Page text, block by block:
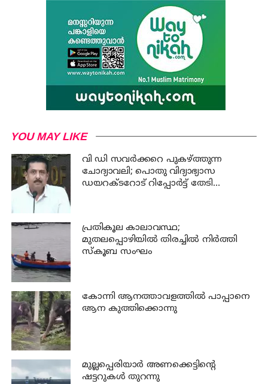
YOU MAY LIKE
വി ഡി സവര്‍ക്കറെ പുകഴ്ത്തുന്ന
ചോദ്യാവലി; പൊതു വിദ്യാഭ്യാസ
ഡയറക്ടറോട് റിപ്പോര്‍ട്ട് തേടി
പ്രതികൂല കാലാവസ്ഥ;
മുതലപ്പൊഴിയില്‍ തിരച്ചില്‍ നിര്‍ത്തി
സ്കൂബ സംഘം
കോന്നി ആനത്താവളത്തില്‍ പാപ്പാനെ
ആന കുത്തിക്കൊന്നു
മുല്ലപ്പെരിയാര്‍ അണക്കെട്ടിന്റെ
ഷട്ടറുകള്‍ തുറന്നു